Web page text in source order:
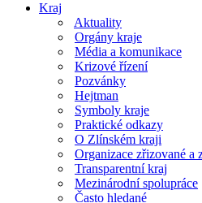
Kraj
Aktuality
Orgány kraje
Média a komunikace
Krizové řízení
Pozvánky
Hejtman
Symboly kraje
Praktické odkazy
O Zlínském kraji
Organizace zřizované a
Transparentní kraj
Mezinárodní spolupráce
Často hledané